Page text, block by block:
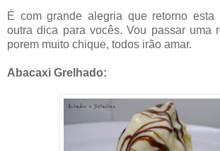
É com grande alegria que retorno esta
outra dica para vocês. Vou passar uma
porem muito chique, todos irão amar.
Abacaxi Grelhado: